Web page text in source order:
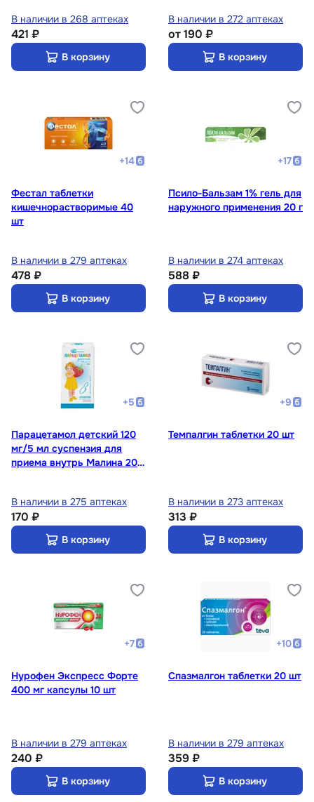
В наличии в 268 аптеках
421 ₽
В корзину
В наличии в 272 аптеках
от190 ₽
В корзину
+14
Фестал таблетки
кишечнорастворимые 40
шт
В наличии в 279 аптеках
478 ₽
В корзину
+17
Псило-Бальзам 1% гель для
наружного применения 20 г
В наличии в 274 аптеках
588 ₽
В корзину
+5
Парацетамол детский 120
мг/5 мл суспензия для
приема внутрь Малина 200
В наличии в 275 аптеках
170 ₽
В корзину
+9
Темпалгин таблетки 20 шт
В наличии в 273 аптеках
313 ₽
В корзину
+7
Нурофен Экспресс Форте
400 мг капсулы 10 шт
В наличии в 279 аптеках
240 ₽
В корзину
+10
Спазмалгон таблетки 20 шт
В наличии в 279 аптеках
359 ₽
В корзину